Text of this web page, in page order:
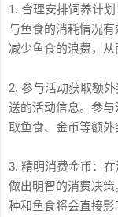
1. 合理安排饲养计
与鱼食的消耗情况
减少鱼食的浪费，从
2. 参与活动获取额
送的活动信息。参
取鱼食、金币等额外
3. 精明消费金币：
做出明智的消费决
种和鱼食将会直接影